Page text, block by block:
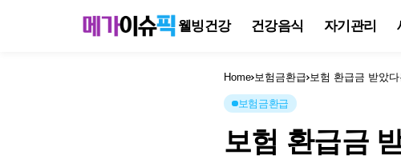
웰빙건강 건강음식 자기관리
Home 보험금환급 보험 환급금 받았
보험금환급
보험 환급금